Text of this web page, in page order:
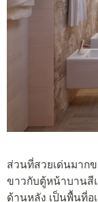
ส่วนที่สวยเด่นมาก
ขาวกับตู้หน้าบานสี
ด้านหลัง เป็นพื้นที่อ